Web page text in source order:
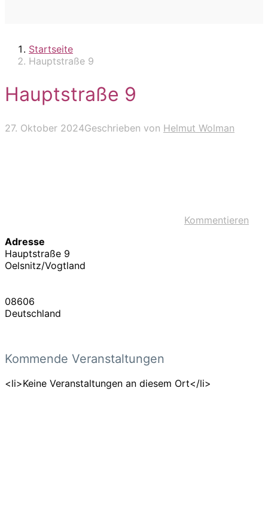
Startseite
Hauptstraße 9
Hauptstraße 9
27. Oktober 2024Geschrieben von Helmut Wolman
Kommentieren
Adresse
Hauptstraße 9
Oelsnitz/Vogtland
08606
Deutschland
Kommende Veranstaltungen
<li>Keine Veranstaltungen an diesem Ort</li>